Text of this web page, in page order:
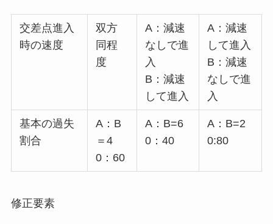
交差点進入
時の速度
双方
同程
度
A：減速
なしで進
入
B：減速
して進入
A：減速
して進入
B：減速
なしで進
入
基本の過失
割合
A：B
＝4
0：60
A：B=6
0：40
A：B=2
0:80
修正要素